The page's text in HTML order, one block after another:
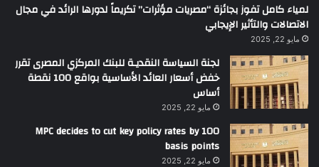
لمياء كامل تفوز بجائزة “مصريات مؤثرات” تكريماً لدورها الرائد في مجال
الاتصالات والتأثير الإيجابي
مايو 22, 2025
لجنة السياسة النقديـة للبنك المركزي المصرى تقرر
خفض أسعار العائد الأساسية بواقع 100 نقطة
أساس
مايو 22, 2025
MPC decides to cut key policy rates by 100
basis points
مايو 22, 2025